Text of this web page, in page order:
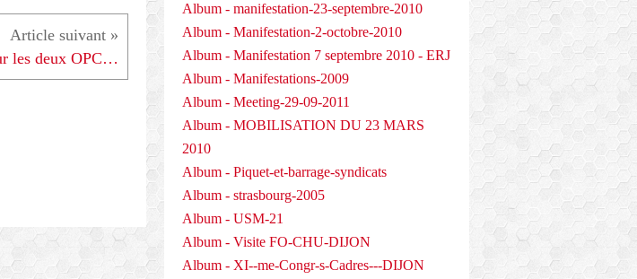
" les accords pour les deux OPCA Interprofessionnels sont signés " - 151209
Album - manifestation-23-septembre-2010
Album - Manifestation-2-octobre-2010
Album - Manifestation 7 septembre 2010 - ERJ
Album - Manifestations-2009
Album - Meeting-29-09-2011
Album - MOBILISATION DU 23 MARS
2010
Album - Piquet-et-barrage-syndicats
Album - strasbourg-2005
Album - USM-21
Album - Visite FO-CHU-DIJON
Album - XI--me-Congr-s-Cadres---DIJON